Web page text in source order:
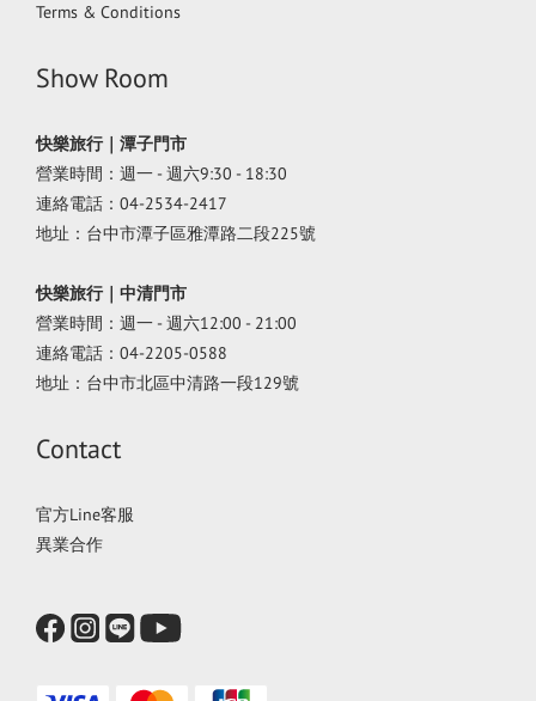
Terms & Conditions
Show Room
快樂旅行｜潭子門市
營業時間：週一 - 週六9:30 - 18:30
連絡電話：04-2534-2417
地址：台中市潭子區雅潭路二段225號
快樂旅行｜中清門市
營業時間：週一 - 週六12:00 - 21:00
連絡電話：04-2205-0588
地址：台中市北區中清路一段129號
Contact
官方Line客服
異業合作